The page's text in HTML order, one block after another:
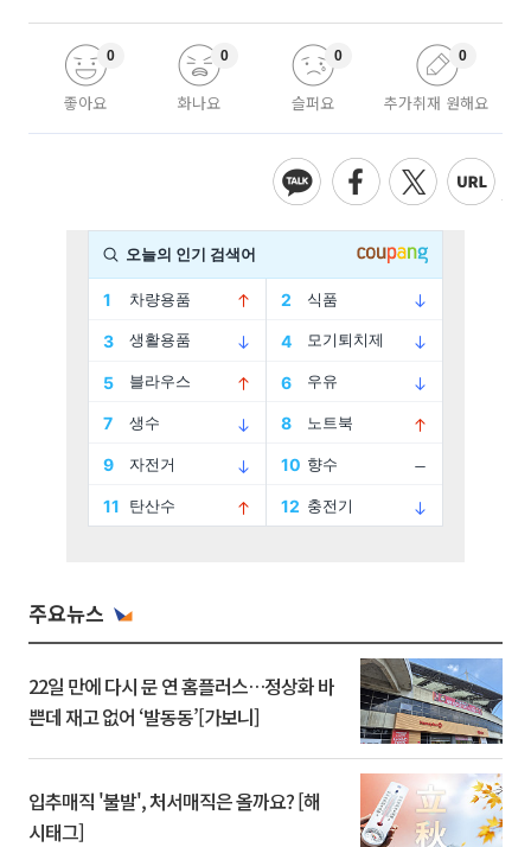
좋아요
0
화나요
0
슬퍼요
0
추가취재 원해요
0
주요뉴스
22일 만에 다시 문 연 홈플러스…정상화 바
쁜데 재고 없어 ‘발동동’[가보니]
입추매직 '불발', 처서매직은 올까요? [해
시태그]